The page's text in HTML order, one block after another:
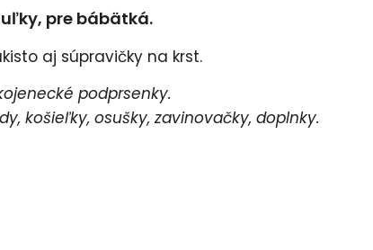
pre bábätká.
aj súpravičky na krst.
podprsenky.
košieľky, osušky, zavinovačky, doplnky.